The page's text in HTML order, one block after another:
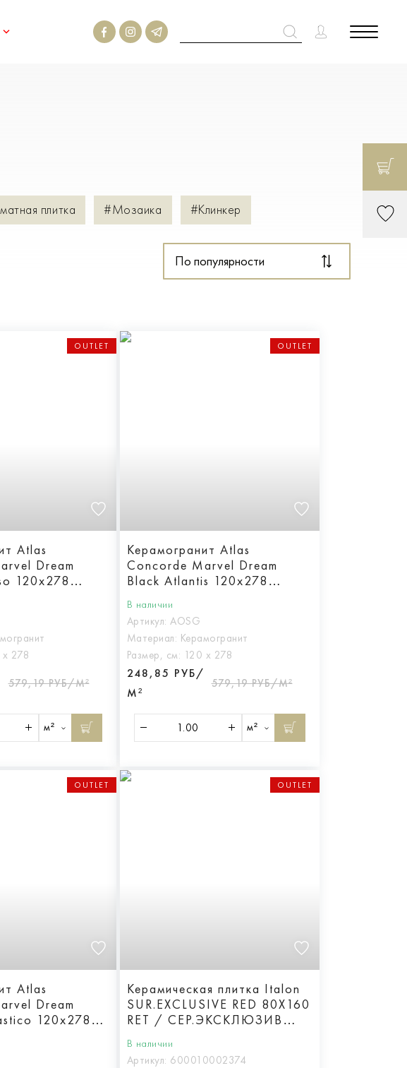
плитка #Мозаика #Клинкер
По популярности
OUTLET
Atlas
Dream
120x278
х 278
579,19 РУБ/М²
м²
OUTLET
Керамогранит Atlas
Concorde Marvel Dream
Black Atlantis 120x278
В наличии
Артикул: AOSG
Материал: Керамогранит
Размер, см: 120 х 278
248,85 РУБ/
М²
579,19 РУБ/М²
м²
OUTLET
Atlas
Dream
120x278
OUTLET
Керамическая плитка Italon
SUR.EXCLUSIVE RED 80X160
RET / СЕР.ЭКСКЛЮЗИВ
Реттифицированная
В наличии
Артикул: 600010002374